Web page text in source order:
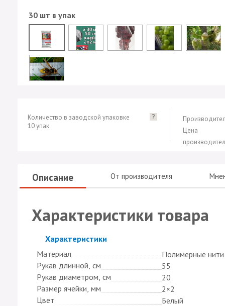
30 шт в упак
?
Количество в заводской упаковке
10 упак
Цена
Описание От производителя
Характеристики товара
Скрыть
Характеристики
Материал
Полимерные нити
Рукав длинной, см
55
Рукав диаметром, см
20
Размер ячейки, мм
2×2
Цвет
Белый